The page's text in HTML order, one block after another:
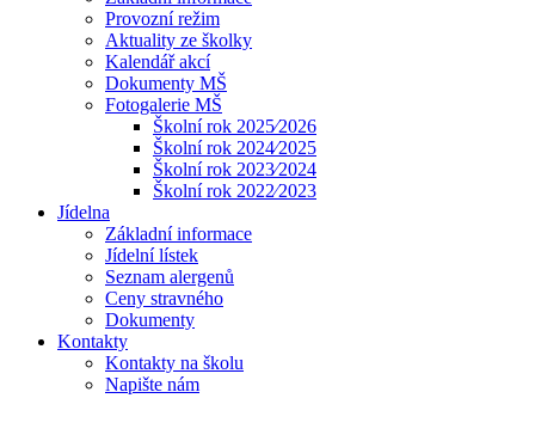
Provozní režim
Aktuality ze školky
Kalendář akcí
Dokumenty MŠ
Fotogalerie MŠ
Školní rok 2025⁄2026
Školní rok 2024⁄2025
Školní rok 2023⁄2024
Školní rok 2022⁄2023
Jídelna
Základní informace
Jídelní lístek
Seznam alergenů
Ceny stravného
Dokumenty
Kontakty
Kontakty na školu
Napište nám